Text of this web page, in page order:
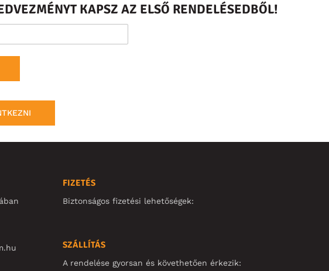
KAPSZ AZ ELSŐ RENDELÉSEDBŐL!
FIZETÉS
Biztonságos fizetési lehetőségek:
SZÁLLÍTÁS
A rendelése gyorsan és követhetően érkezik: